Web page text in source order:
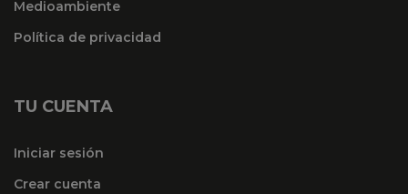
Medioambiente
Política de privacidad
TU CUENTA
Iniciar sesión
Crear cuenta